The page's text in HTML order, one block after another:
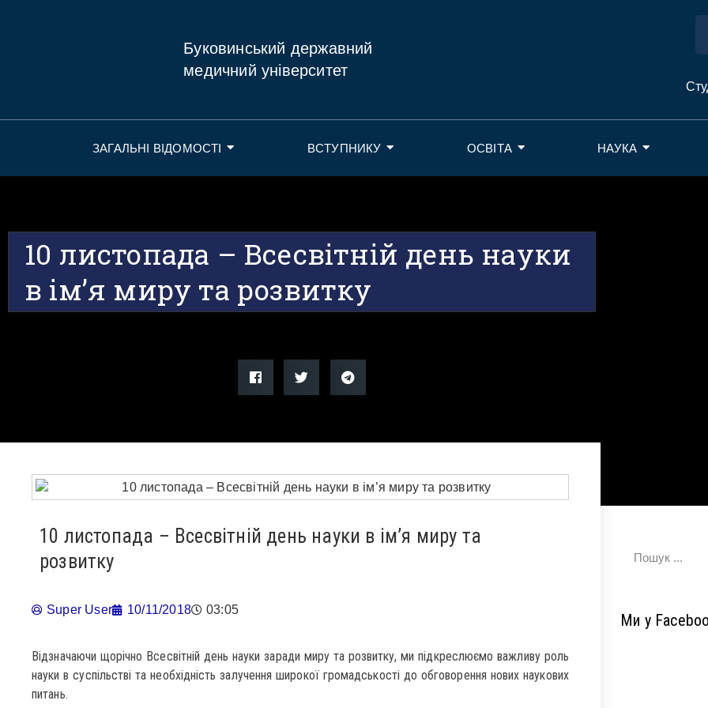
Буковинський державний
медичний університет
ЗАГАЛЬНІ ВІДОМОСТІ ВСТУПНИКУ ОСВІТА НАУКА
10 листопада – Всесвітній день науки
в ім’я миру та розвитку
10 листопада – Всесвітній день науки в ім’я миру та
розвитку
Super User 10/11/2018 03:05
Відзначаючи щорічно Всесвітній день науки заради миру та розвитку, ми підкреслюємо важливу роль
науки в суспільстві та необхідність залучення широкої громадськості до обговорення нових наукових
питань.
Ми у